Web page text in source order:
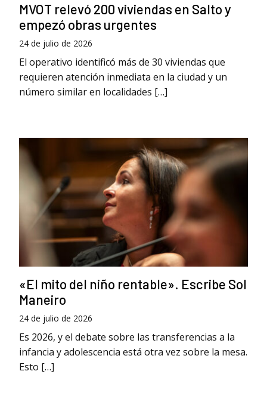
MVOT relevó 200 viviendas en Salto y
empezó obras urgentes
24 de julio de 2026
El operativo identificó más de 30 viviendas que
requieren atención inmediata en la ciudad y un
número similar en localidades […]
«El mito del niño rentable». Escribe Sol
Maneiro
24 de julio de 2026
Es 2026, y el debate sobre las transferencias a la
infancia y adolescencia está otra vez sobre la mesa.
Esto […]